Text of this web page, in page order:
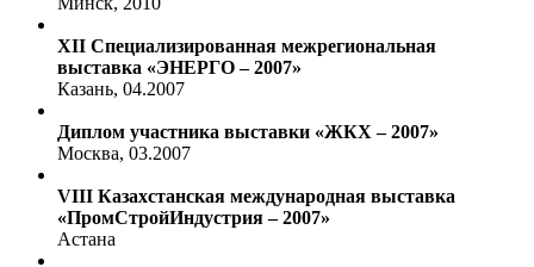
XII Специализированная межрегиональная
выставка «ЭНЕРГО – 2007»
Казань, 04.2007
Диплом участника выставки «ЖКХ – 2007»
Москва, 03.2007
VIII Казахстанская международная выставка
«ПромСтройИндустрия – 2007»
Астана